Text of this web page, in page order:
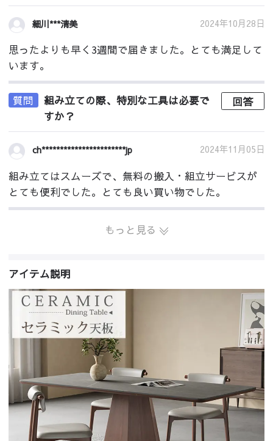
細川***清美 2024年10月28日
思ったよりも早く3週間で届きました。とても満足して
います。
質問
組み立ての際、特別な工具は必要で
すか？
回答
ch***********************jp 2024年11月05日
組み立てはスムーズで、無料の搬入・組立サービスが
とても便利でした。とても良い買い物でした。
もっと見る
アイテム説明